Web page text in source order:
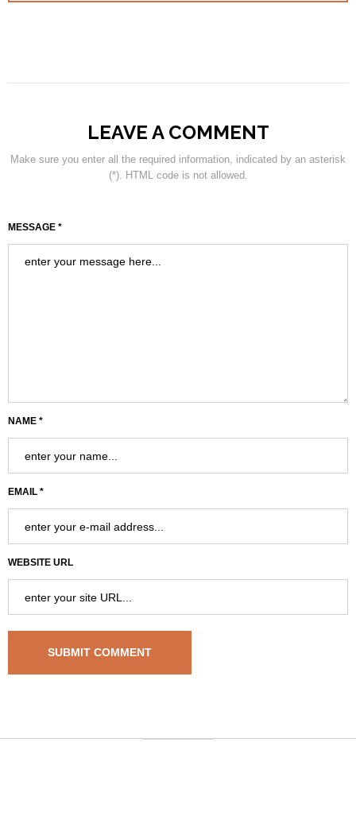
LEAVE A COMMENT
Make sure you enter all the required information, indicated by an asterisk
(*). HTML code is not allowed.
MESSAGE *
NAME *
EMAIL *
WEBSITE URL